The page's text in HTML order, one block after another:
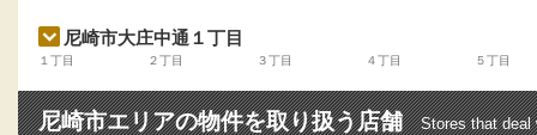
尼崎市大庄中通１丁目
１丁目 ２丁目 ３丁目 ４丁目 ５丁目
尼崎市エリアの物件を取り扱う店舗 Stores that deal